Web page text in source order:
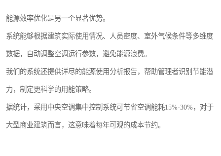
能源效率优化是另一个显著优势。
系统能够根据建筑实际使用情况、人员密度、室外气候条件等多维度
数据，自动调整空调运行参数，避免能源浪费。
我们的系统还提供详尽的能源使用分析报告，帮助管理者识别节能潜
力，制定更科学的用能策略。
据统计，采用中央空调集中控制系统可节省空调能耗15%-30%，对于
大型商业建筑而言，这意味着每年可观的成本节约。